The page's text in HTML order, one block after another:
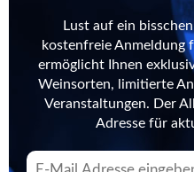
Lust auf ein
kostenfreie Anmeldung
ermöglicht Ihnen
Weinsorten, limitierte
Veranstaltungen. Der
Adresse für